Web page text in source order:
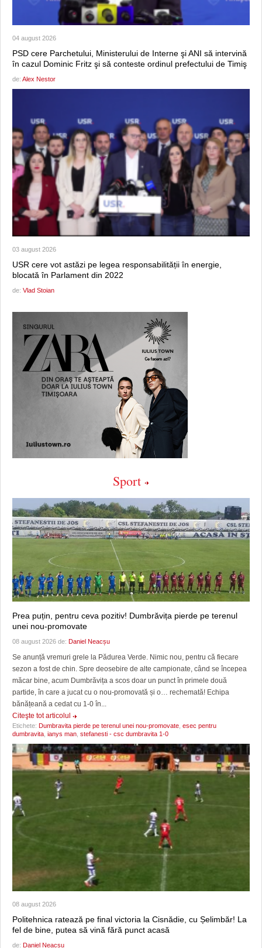
04 august 2026
PSD cere Parchetului, Ministerului de Interne şi ANI să intervină
în cazul Dominic Fritz şi să conteste ordinul prefectului de Timiş
de: Alex Nestor
03 august 2026
USR cere vot astăzi pe legea responsabilității în energie,
blocată în Parlament din 2022
de: Vlad Stoian
Sport
Prea puțin, pentru ceva pozitiv! Dumbrăvița pierde pe terenul
unei nou-promovate
08 august 2026 de: Daniel Neacșu
Se anunță vremuri grele la Pădurea Verde. Nimic nou, pentru că fiecare
sezon a fost de chin. Spre deosebire de alte campionate, când se începea
măcar bine, acum Dumbrăvița a scos doar un punct în primele două
partide, în care a jucat cu o nou-promovată și o… rechemată! Echipa
bănățeană a cedat cu 1-0 în...
Citeşte tot articolul
Etichete: Dumbravita pierde pe terenul unei nou-promovate esec pentru
dumbravita ianys man stefanesti - csc dumbravita 1-0
08 august 2026
Politehnica ratează pe final victoria la Cisnădie, cu Șelimbăr! La
fel de bine, putea să vină fără punct acasă
de: Daniel Neacșu